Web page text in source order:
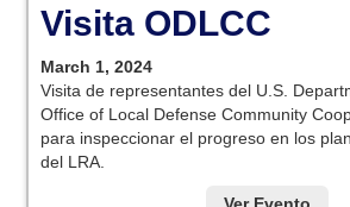
Visita ODLCC
March 1, 2024
Visita de representantes del U.S.
Office of Local Defense Community
para inspeccionar el progreso en los
del LRA.
Ver Evento